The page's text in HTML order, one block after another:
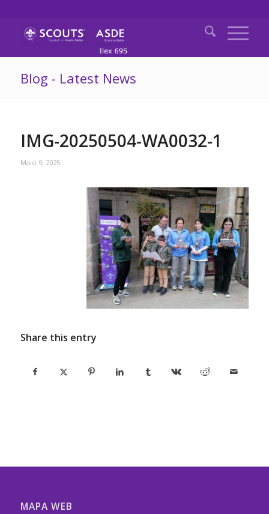
Blog - Latest News
IMG-20250504-WA0032-1
Maio 9, 2025
Share this entry
MAPA WEB